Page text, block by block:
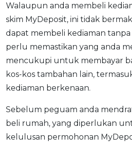
Walaupun anda membeli
skim MyDeposit, ini tidak
dapat membeli kediaman tanpa
perlu memastikan yang anda
mencukupi untuk membayar
kos-kos tambahan lain,
kediaman berkenaan.
Sebelum peguam anda
beli rumah, yang diperlukan
kelulusan permohonan